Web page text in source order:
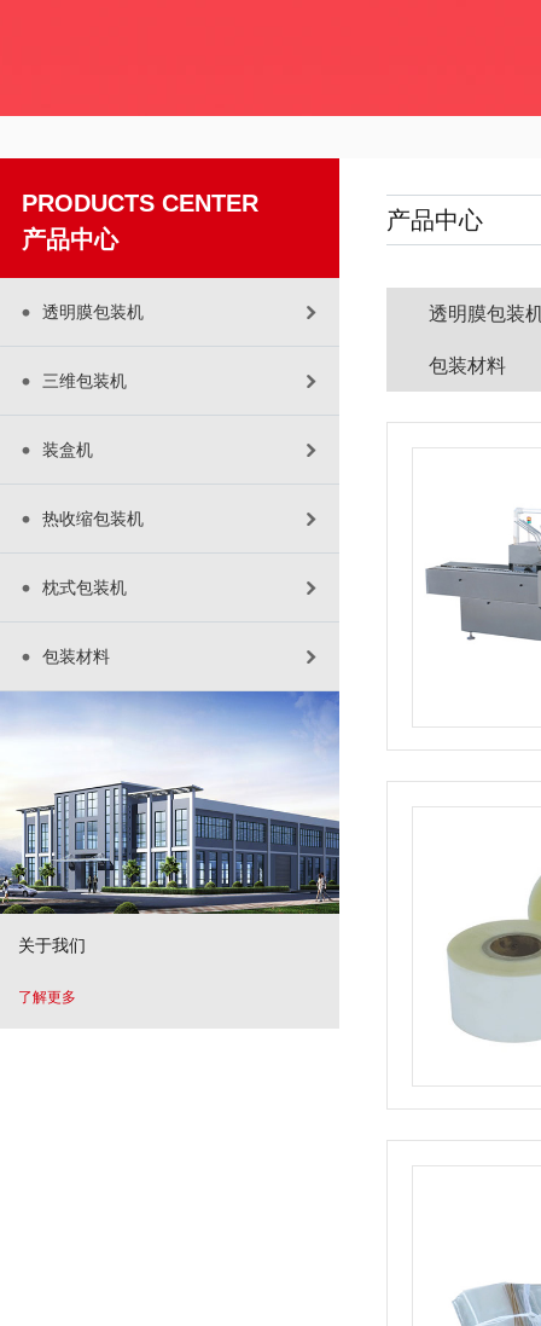
PRODUCTS CENTER
产品中心
透明膜包装机
三维包装机
装盒机
热收缩包装机
枕式包装机
包装材料
关于我们
了解更多
产品中心
透明膜包装
包装材料